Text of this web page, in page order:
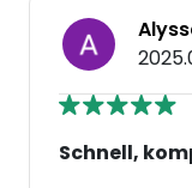
Schnell,